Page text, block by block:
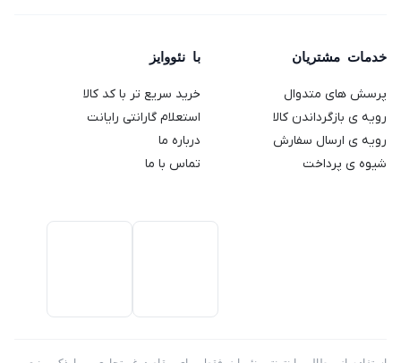
Genio 2خدمات مشتریان
پرسش های متدوال
رویه ی بازگرداندن کالا
رویه ی ارسال سفارش
شیوه ی پرداخت
با نئووایز
خرید سریع تر با کد کالا
استعلام گارانتی رایانت
درباره ما
تماس با ما